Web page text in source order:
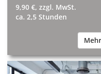
9,90 €, zzgl. MwSt.
ca. 2,5 Stunden